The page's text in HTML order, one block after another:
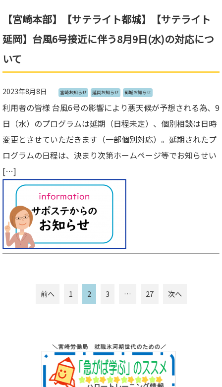
【宮崎本部】【サテライト都城】【サテライト
延岡】台風6号接近に伴う8月9日(水)の対応につ
いて
2023年8月8日 宮崎お知らせ 延岡お知らせ 都城お知らせ
利用者の皆様 台風6号の影響により悪天候が予想される為、9
日（水）のプログラムは延期（日程未定）、個別相談は日時
変更とさせていただきます（一部個別対応）。延期されたプ
ログラムの日程は、決まり次第ホームページ等でお知らせい
[…]
前へ 1 2 3 … 27 次へ